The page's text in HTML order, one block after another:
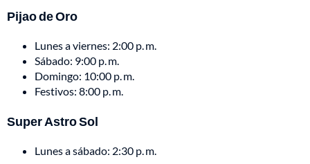
Pijao de Oro
Lunes a viernes: 2:00 p. m.
Sábado: 9:00 p. m.
Domingo: 10:00 p. m.
Festivos: 8:00 p. m.
Super Astro Sol
Lunes a sábado: 2:30 p. m.